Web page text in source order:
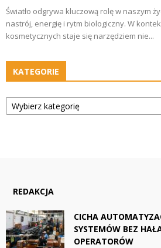
Światło odgrywa kluczową rolę w naszym
nastrój, energię i rytm biologiczny. W
kosmetycznych staje się narzędziem nie...
KATEGORIE
Kategorie
REDAKCJA
CICHA
SYSTEMÓW BEZ
OPERATORÓW